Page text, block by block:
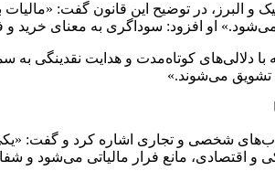
آبیک و البرز، در توضیح این قانون گفت:
او افزود: سوداگری به معنای
با دلالی‌های کوتاه‌مدت و هدایت
تشویق می‌شوند.»
شخصی و تجاری اشاره کرد و گفت:
و اقتصادی، مانع فرار مالیاتی می‌شود و